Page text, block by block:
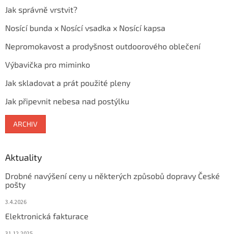
Jak správně vrstvit?
Nosící bunda x Nosící vsadka x Nosící kapsa
Nepromokavost a prodyšnost outdoorového oblečení
Výbavička pro miminko
Jak skladovat a prát použité pleny
Jak připevnit nebesa nad postýlku
ARCHIV
Aktuality
Drobné navýšení ceny u některých způsobů dopravy České
pošty
3.4.2026
Elektronická fakturace